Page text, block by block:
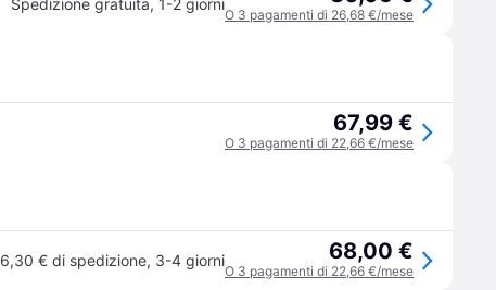
Spedizione gratuita, 1-2 giorni
O 3 pagamenti di 26,68 €/mese
67,99 €
O 3 pagamenti di 22,66 €/mese
6,30 € di spedizione, 3-4 giorni 68,00 €
O 3 pagamenti di 22,66 €/mese